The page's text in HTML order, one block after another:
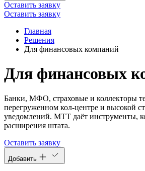
Оставить заявку
Оставить заявку
Главная
Решения
Для финансовых компаний
Для финансовых
Банки, МФО, страховые и коллекторы
перегруженном кол-центре и высокой
уведомлений. МТТ даёт инструменты,
расширения штата.
Оставить заявку
Добавить